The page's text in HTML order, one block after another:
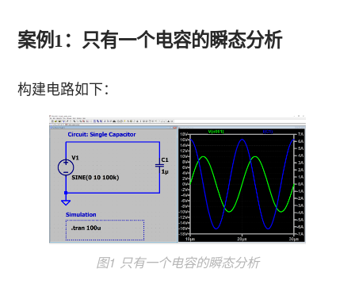
案例1：只有一个电容的瞬态分析
构建电路如下：
图1 只有一个电容的瞬态分析